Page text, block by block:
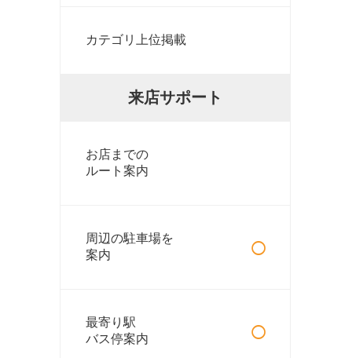
カテゴリ上位掲載
来店サポート
お店までの
ルート案内
周辺の駐車場を
案内
○
最寄り駅
バス停案内
○